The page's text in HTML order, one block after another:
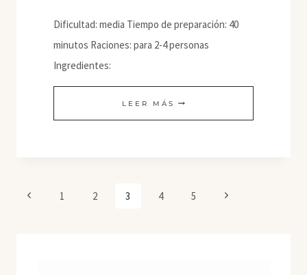
Dificultad: media Tiempo de preparación: 40
minutos Raciones: para 2-4 personas
Ingredientes:
LEER MÁS CANELONES
DE
Navegación
Página
1 2 3 4 5
Siguiente